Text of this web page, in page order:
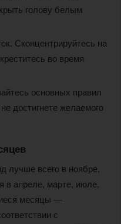
голову белым
Сконцентрируйтесь на
во время
основных правил
достигнете желаемого
лучше всего в ноябре,
в апреле, марте, июле,
месяцы —
с